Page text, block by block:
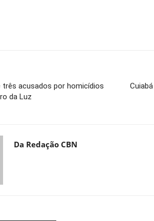
três acusados por homicídios
da Luz
Da Redação CBN